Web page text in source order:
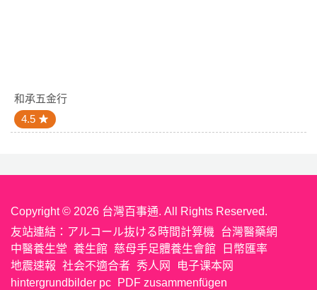
和承五金行
4.5
Copyright © 2026 台灣百事通. All Rights Reserved.
友站連結： アルコール抜ける時間計算機
台灣醫藥網
中醫養生堂 養生館 慈母手足體養生會館
日幣匯率
地震速報 社会不適合者 秀人网
电子课本网
hintergrundbilder pc
PDF zusammenfügen